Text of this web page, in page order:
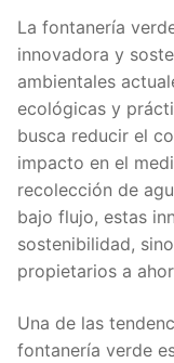
La fontanería
innovadora y
ambientales
ecológicas y
busca reducir el
impacto en el
recolección de
bajo flujo, estas
sostenibilidad,
propietarios a
Una de las
fontanería verde